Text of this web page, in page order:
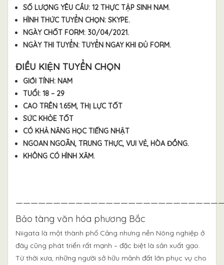
SỐ LƯỢNG YÊU CẦU: 12 THỰC TẬP SINH NAM.
HÌNH THỨC TUYỂN CHỌN: SKYPE.
NGÀY CHỐT FORM: 30/04/2021.
NGÀY THI TUYỂN: TUYỂN NGAY KHI ĐỦ FORM.
ĐIỀU KIỆN TUYỂN CHỌN
GIỚI TÍNH: NAM
TUỔI: 18 – 29
CAO TRÊN 1.65M, THỊ LỰC TỐT
SỨC KHỎE TỐT
CÓ KHẢ NĂNG HỌC TIẾNG NHẬT
NGOAN NGOÃN, TRUNG THỰC, VUI VẺ, HÒA ĐỒNG.
KHÔNG CÓ HÌNH XĂM.
Bảo tàng văn hóa phương Bắc
Niigata là một thành phố Cảng nhưng nền Nông nghiệp ở
đây cũng phát triển rất mạnh – đặc biệt là sản xuất gạo.
Từ thời xưa, những người sở hữu mảnh đất lớn phục vụ cho